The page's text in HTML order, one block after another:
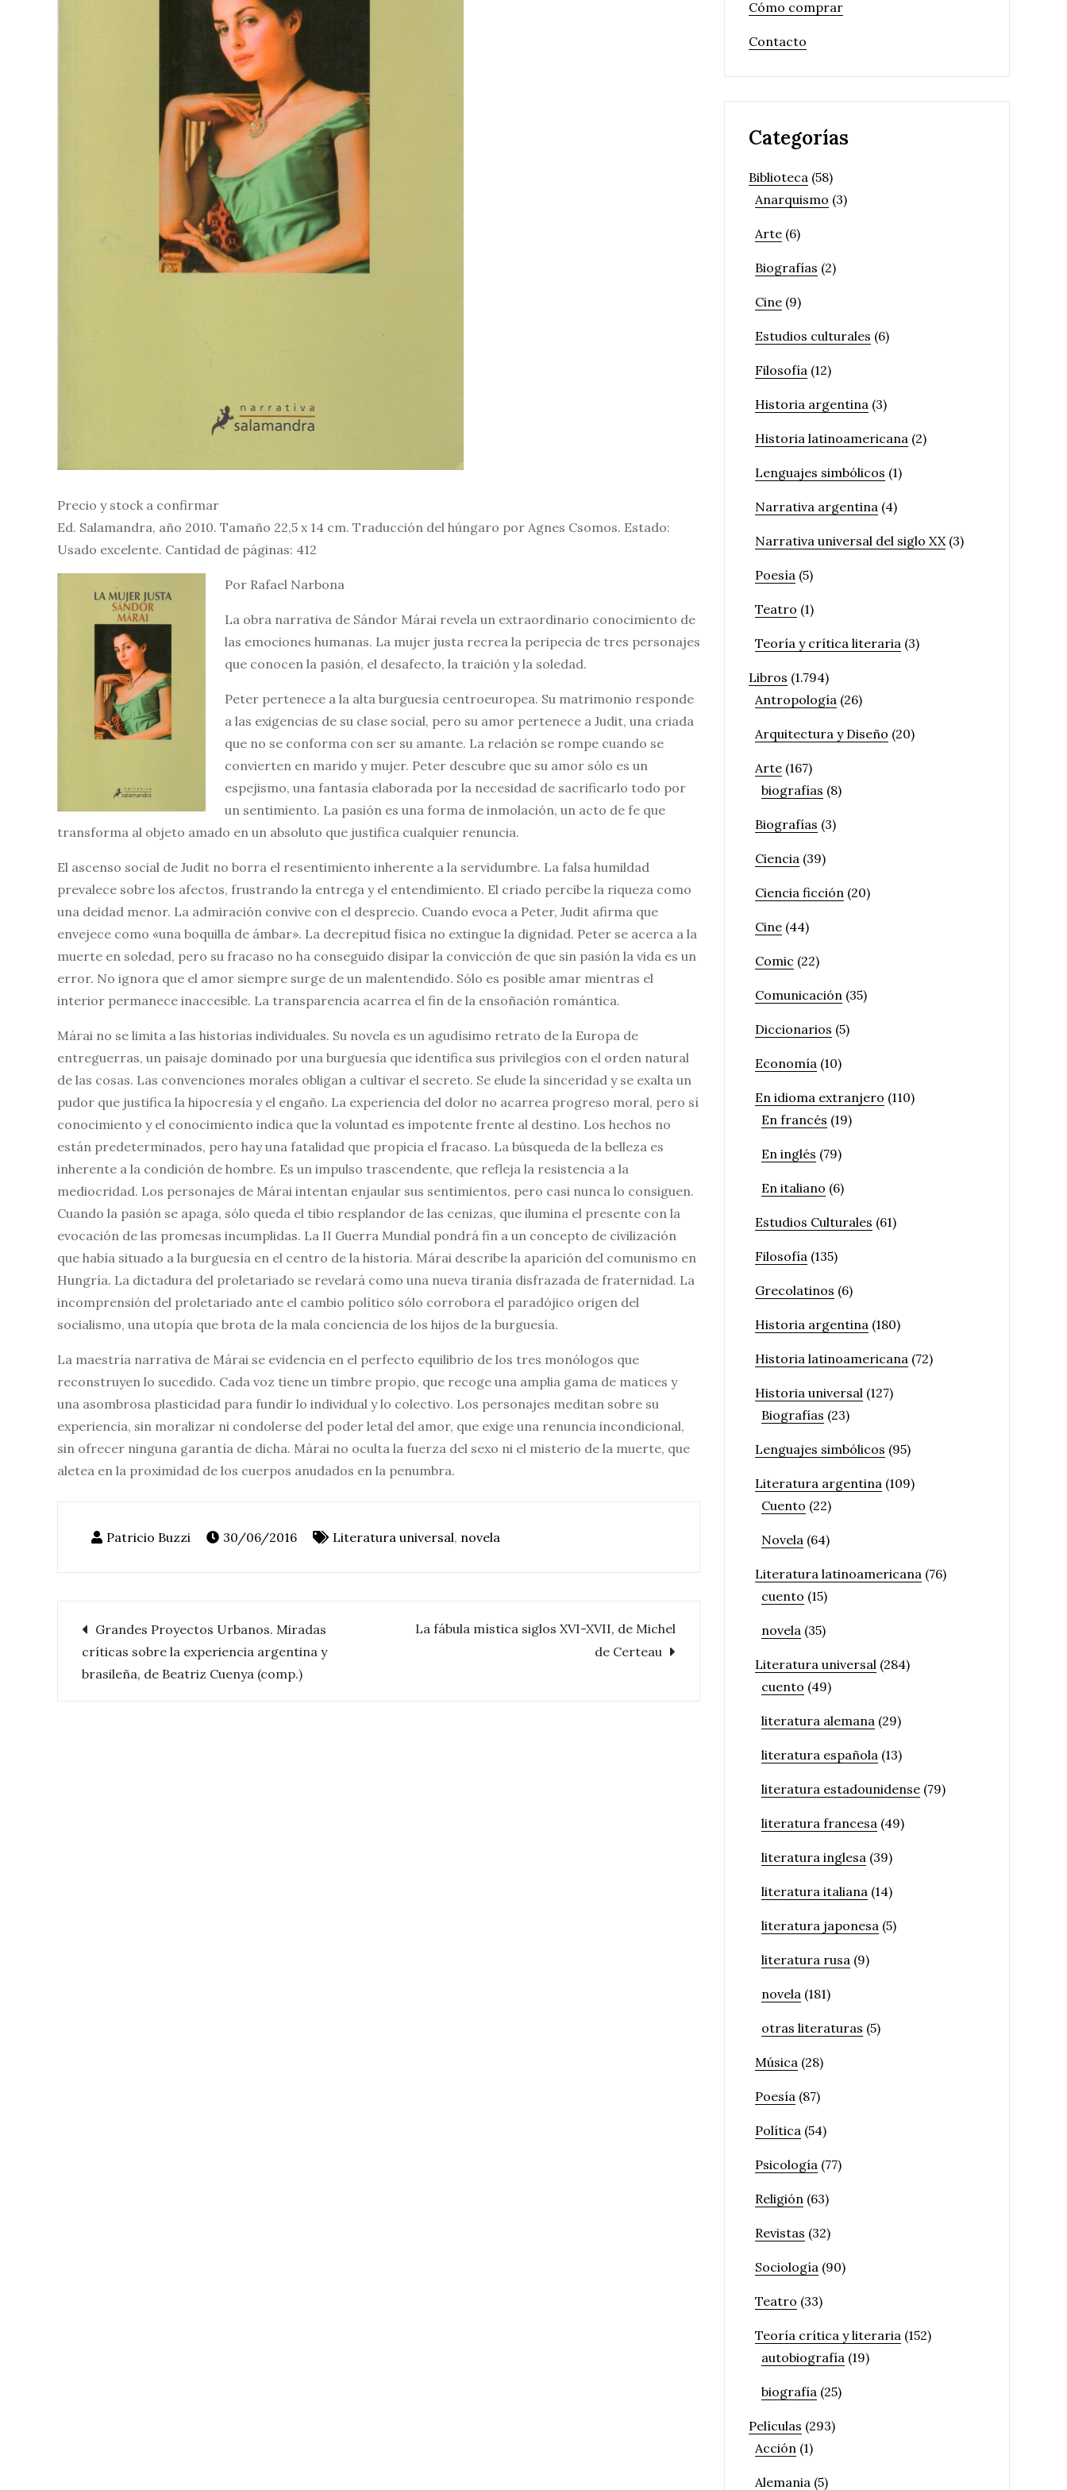
Precio y stock a confirmar
Ed. Salamandra, año 2010. Tamaño 22,5 x 14 cm. Traducción del húngaro por Agnes Csomos. Estado:
Usado excelente. Cantidad de páginas: 412
Por Rafael Narbona
La obra narrativa de Sándor Márai revela un extraordinario conocimiento de
las emociones humanas. La mujer justa recrea la peripecia de tres personajes
que conocen la pasión, el desafecto, la traición y la soledad.
Peter pertenece a la alta burguesía centroeuropea. Su matrimonio responde
a las exigencias de su clase social, pero su amor pertenece a Judit, una criada
que no se conforma con ser su amante. La relación se rompe cuando se
convierten en marido y mujer. Peter descubre que su amor sólo es un
espejismo, una fantasía elaborada por la necesidad de sacrificarlo todo por
un sentimiento. La pasión es una forma de inmolación, un acto de fe que
transforma al objeto amado en un absoluto que justifica cualquier renuncia.
El ascenso social de Judit no borra el resentimiento inherente a la servidumbre. La falsa humildad
prevalece sobre los afectos, frustrando la entrega y el entendimiento. El criado percibe la riqueza como
una deidad menor. La admiración convive con el desprecio. Cuando evoca a Peter, Judit afirma que
envejece como «una boquilla de ámbar». La decrepitud física no extingue la dignidad. Peter se acerca a la
muerte en soledad, pero su fracaso no ha conseguido disipar la convicción de que sin pasión la vida es un
error. No ignora que el amor siempre surge de un malentendido. Sólo es posible amar mientras el
interior permanece inaccesible. La transparencia acarrea el fin de la ensoñación romántica.
Márai no se limita a las historias individuales. Su novela es un agudísimo retrato de la Europa de
entreguerras, un paisaje dominado por una burguesía que identifica sus privilegios con el orden natural
de las cosas. Las convenciones morales obligan a cultivar el secreto. Se elude la sinceridad y se exalta un
pudor que justifica la hipocresía y el engaño. La experiencia del dolor no acarrea progreso moral, pero sí
conocimiento y el conocimiento indica que la voluntad es impotente frente al destino. Los hechos no
están predeterminados, pero hay una fatalidad que propicia el fracaso. La búsqueda de la belleza es
inherente a la condición de hombre. Es un impulso trascendente, que refleja la resistencia a la
mediocridad. Los personajes de Márai intentan enjaular sus sentimientos, pero casi nunca lo consiguen.
Cuando la pasión se apaga, sólo queda el tibio resplandor de las cenizas, que ilumina el presente con la
evocación de las promesas incumplidas. La II Guerra Mundial pondrá fin a un concepto de civilización
que había situado a la burguesía en el centro de la historia. Márai describe la aparición del comunismo en
Hungría. La dictadura del proletariado se revelará como una nueva tiranía disfrazada de fraternidad. La
incomprensión del proletariado ante el cambio político sólo corrobora el paradójico origen del
socialismo, una utopía que brota de la mala conciencia de los hijos de la burguesía.
La maestría narrativa de Márai se evidencia en el perfecto equilibrio de los tres monólogos que
reconstruyen lo sucedido. Cada voz tiene un timbre propio, que recoge una amplia gama de matices y
una asombrosa plasticidad para fundir lo individual y lo colectivo. Los personajes meditan sobre su
experiencia, sin moralizar ni condolerse del poder letal del amor, que exige una renuncia incondicional,
sin ofrecer ninguna garantía de dicha. Márai no oculta la fuerza del sexo ni el misterio de la muerte, que
aletea en la proximidad de los cuerpos anudados en la penumbra.
30/06/2016 Literatura universal, novela
Navegación
Grandes Proyectos Urbanos. Miradas
críticas sobre la experiencia argentina y
brasileña, de Beatriz Cuenya (comp.)
La fábula mística siglos XVI-XVII, de Michel
de Certeau
Cómo comprar
Contacto
Categorías
Biblioteca (58)
Anarquismo (3)
Arte (6)
Biografías (2)
Cine (9)
Estudios culturales (6)
Filosofía (12)
Historia argentina (3)
Historia latinoamericana (2)
Lenguajes simbólicos (1)
Narrativa argentina (4)
Narrativa universal del siglo XX(3)
Poesía (5)
Teatro (1)
Teoría y crítica literaria (3)
Libros (1.794)
Antropología (26)
Arquitectura y Diseño (20)
Arte (167)
biografías (8)
Biografías (3)
Ciencia (39)
Ciencia ficción (20)
Cine (44)
Comic (22)
Comunicación (35)
Diccionarios (5)
Economía (10)
En idioma extranjero (110)
En francés (19)
En inglés (79)
En italiano (6)
Estudios Culturales (61)
Filosofía (135)
Grecolatinos (6)
Historia argentina (180)
Historia latinoamericana (72)
Historia universal (127)
Biografías (23)
Lenguajes simbólicos (95)
Literatura argentina (109)
Cuento (22)
Novela (64)
Literatura latinoamericana (76)
cuento (15)
novela (35)
Literatura universal (284)
cuento (49)
literatura alemana (29)
literatura española (13)
literatura estadounidense (79)
literatura francesa (49)
literatura inglesa (39)
literatura italiana (14)
literatura japonesa (5)
literatura rusa (9)
novela (181)
otras literaturas (5)
Música (28)
Poesía (87)
Política (54)
Psicología (77)
Religión (63)
Revistas (32)
Sociología (90)
Teatro (33)
Teoría crítica y literaria (152)
autobiografía (19)
biografía (25)
Películas (293)
Acción (1)
Alemania (5)